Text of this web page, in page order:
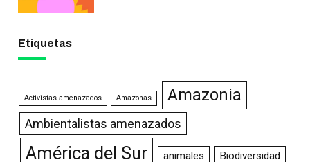
Etiquetas
Activistas amenazados Amazonas Amazonia
Ambientalistas amenazados
América del Sur animales Biodiversidad